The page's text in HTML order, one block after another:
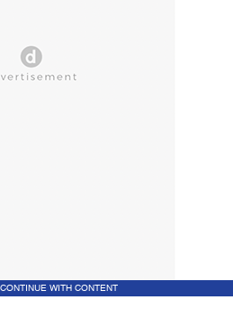
WITH CONTENT